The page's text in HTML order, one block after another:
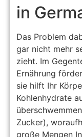
in
Das Problem
gar nicht mehr
zieht. Im
Ernährung
sie hilft Ihr
Kohlenhydrate
Zucker),
große Mengen